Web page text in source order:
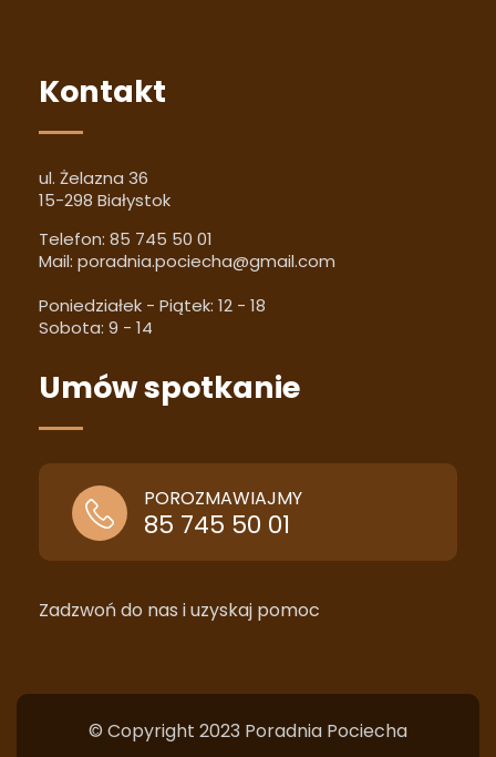
Kontakt
ul. Żelazna 36
15-298 Białystok
Telefon: 85 745 50 01
Mail: poradnia.pociecha@gmail.com
Poniedziałek - Piątek: 12 - 18
Sobota: 9 - 14
Umów spotkanie
POROZMAWIAJMY
85 745 50 01
Zadzwoń do nas i uzyskaj pomoc
© Copyright 2023 Poradnia Pociecha